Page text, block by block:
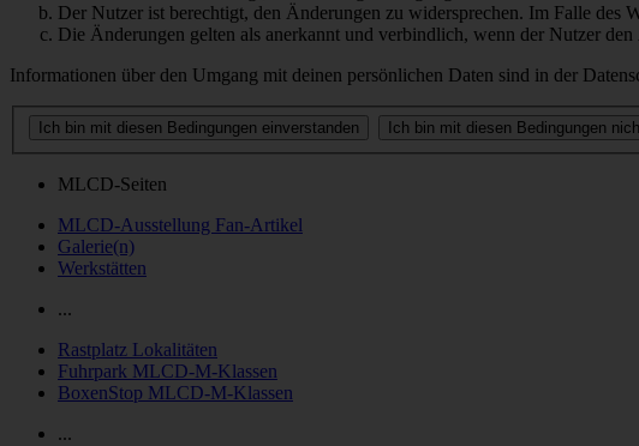
Der Nutzer ist berechtigt, den Änderungen zu widersprechen. Im Falle des
Die Änderungen gelten als anerkannt und verbindlich, wenn der Nutzer
Informationen über den Umgang mit deinen persönlichen Daten sind in der
MLCD-Seiten
MLCD-Ausstellung Fan-Artikel
Galerie(n)
Werkstätten
...
Rastplatz Lokalitäten
Fuhrpark MLCD-M-Klassen
BoxenStop MLCD-M-Klassen
...